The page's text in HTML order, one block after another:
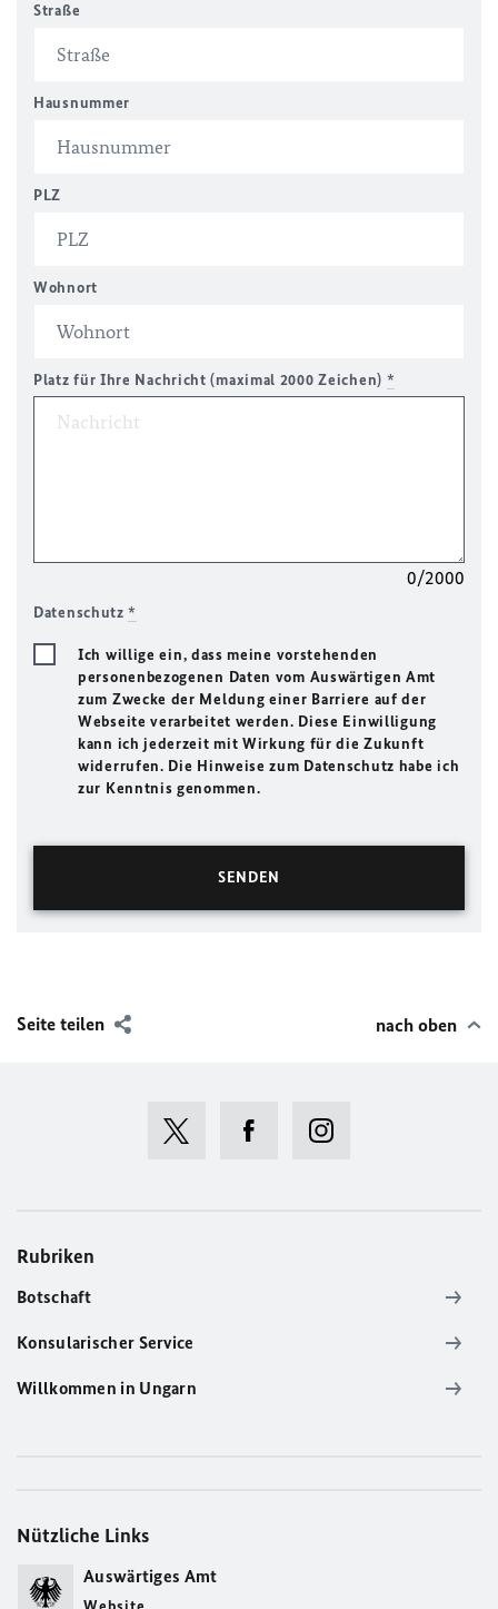
Straße
Hausnummer
PLZ
Wohnort
Platz für Ihre Nachricht (maximal 2000 Zeichen) *
0/2000
Datenschutz*
Ich willige ein, dass meine vorstehenden
personenbezogenen Daten vom Auswärtigen Amt
zum Zwecke der Meldung einer Barriere auf der
Webseite verarbeitet werden. Diese Einwilligung
kann ich jederzeit mit Wirkung für die Zukunft
widerrufen. Die Hinweise zum Datenschutz habe ich
zur Kenntnis genommen.
Seite teilen nach oben
Rubriken
Botschaft
Konsularischer Service
Willkommen in Ungarn
Nützliche Links
Auswärtiges Amt